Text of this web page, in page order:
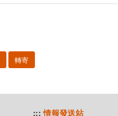
轉寄
::: 情報發送站